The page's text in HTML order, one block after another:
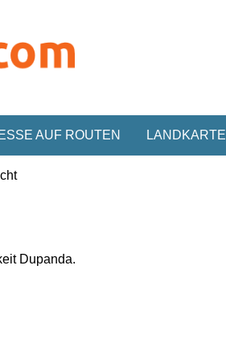
AUF ROUTEN LANDKARTE
Dupanda.